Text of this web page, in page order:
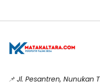
📌 Jl. Pesantren, Nunukan